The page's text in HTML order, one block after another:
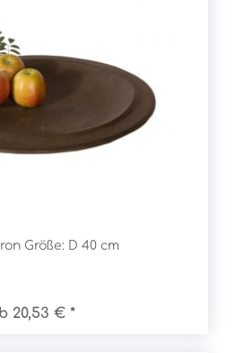
Größe: D 40 cm
20,53 € *